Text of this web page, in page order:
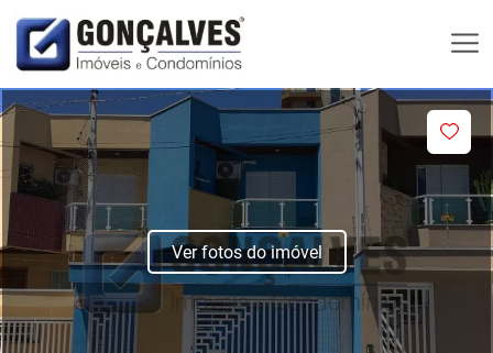
Ver fotos do imóvel